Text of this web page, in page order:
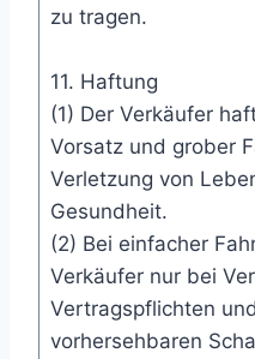
zu tragen.
11. Haftung
(1) Der Verkäufer
Vorsatz und grober
Verletzung von
Gesundheit.
(2) Bei einfacher
Verkäufer nur bei
Vertragspflichten
vorhersehbaren